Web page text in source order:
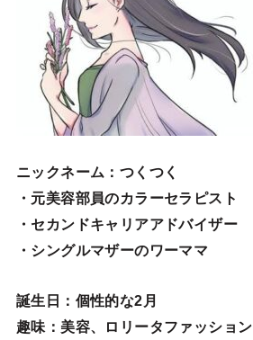
ニックネーム ：つくつく
・元美容部員のカラーセラピスト
・セカンドキャリアアドバイザー
・シングルマザーのワーママ
誕生日 ：個性的な2月
趣味 ：美容、ロリータファッション